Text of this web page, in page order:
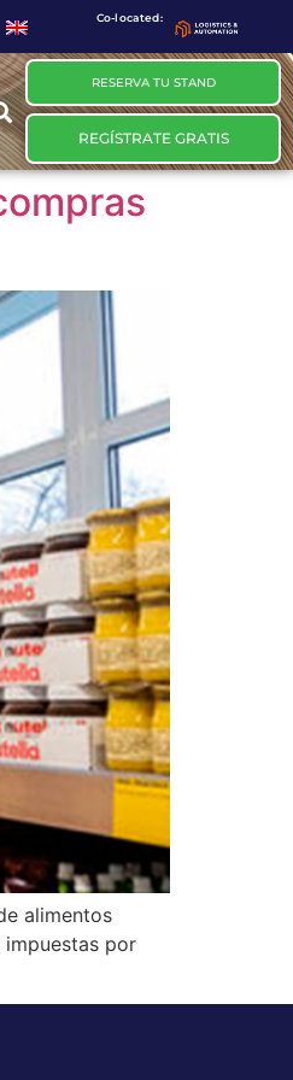
Co-located:
RESERVA TU STAND
REGÍSTRATE GRATIS
alimentos
impuestas por